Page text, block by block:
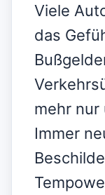
Viele
das
mehr nur
Immer